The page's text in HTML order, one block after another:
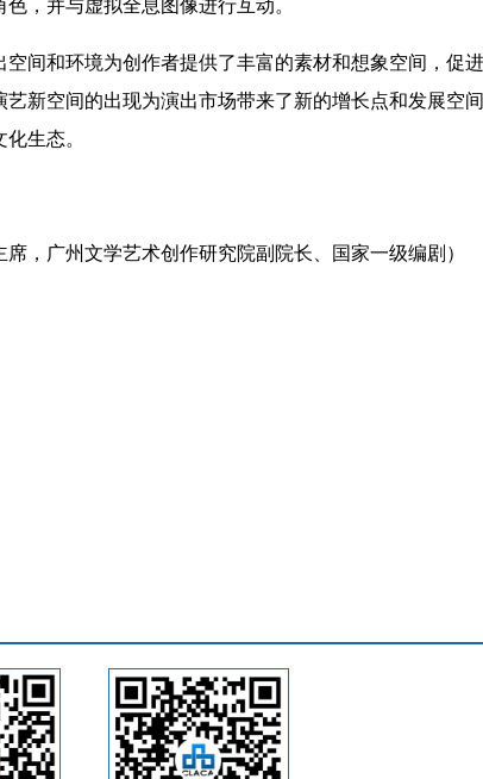
，并与虚拟全息图像进行互动。
间和环境为创作者提供了丰富的素材和想象空间，促
新空间的出现为演出市场带来了新的增长点和发展空
生态。
，广州文学艺术创作研究院副院长、国家一级编剧）